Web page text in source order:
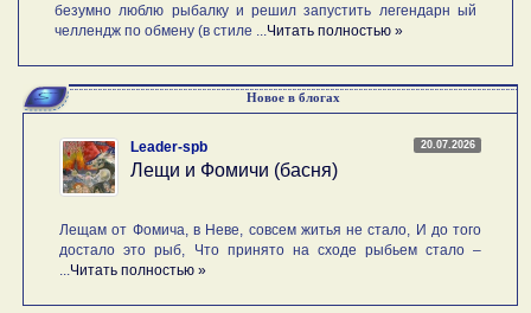
безумно люблю рыбалку и решил запустить легендарн ый
челлендж по обмену (в стиле ... Читать полностью »
Новое в блогах
20.07.2026
Leader-spb
Лещи и Фомичи (басня)
Лещам от Фомича, в Неве, совсем житья не стало, И до того
достало это рыб, Что принято на сходе рыбьем стало –
Читать полностью »